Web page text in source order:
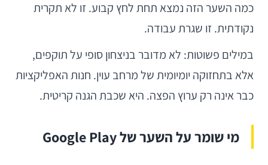
כמה השער הזה נמצא תחת לחץ קבוע. זו לא תקרית
נקודתית. זו שגרת עבודה.
במילים פשוטות: לא מדובר בניצחון סופי על תוקפים,
אלא בתחזוקה יומיומית של מרחב עוין. חנות האפליקציות
כבר אינה רק ערוץ הפצה. היא שכבת הגנה קריטית.
מי שומר על השער של Google Play